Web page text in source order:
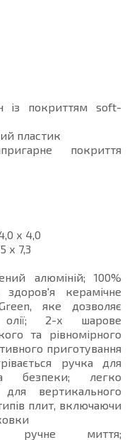
із покриттям soft-
пластик
покриття
х 4,0
х 7,3
алюміній; 100%
керамічне
яке дозволяє
2-х шарове
та рівномірного
приготування
ручка для
безпеки; легко
вертикального
плит, включаючи
ручне миття;